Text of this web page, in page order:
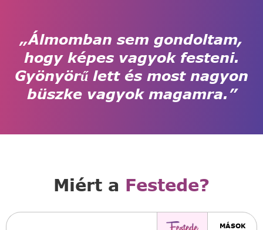
„Álmomban sem gondoltam,
hogy képes vagyok festeni.
Gyönyörű lett és most nagyon
büszke vagyok magamra.”
Miért a Festede?
MÁSOK